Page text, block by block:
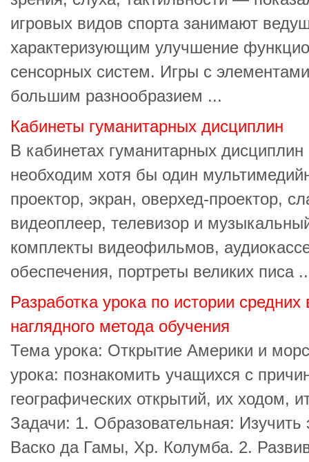
игровых видов спорта занимают
характеризующим улучшение
сенсорных систем. Игры с
большим разнообразием ...
Кабинеты гуманитарных дисциплин
В кабинетах гуманитарных
необходим хотя бы один
проектор, экран, оверхед-проектор,
видеоплеер, телевизор и
комплекты видеофильмов,
обеспечения, портреты великих писа
Разработка урока по истории
наглядного метода обучения
Тема урока: Открытие Америки и
урока: познакомить учащихся с
географических открытий, их ходом,
Задачи: 1. Образовательная:
Васко да Гамы, Хр. Колумба. 2.